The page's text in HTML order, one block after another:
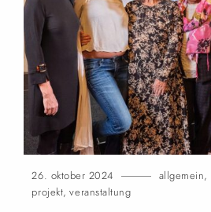
26. oktober 2024 allgemein,
projekt,veranstaltung